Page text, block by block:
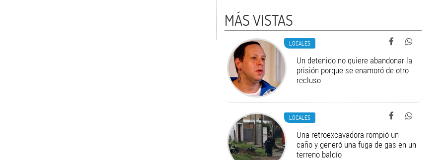
MÁS VISTAS
LOCALES
Un detenido no quiere abandonar la
prisión porque se enamoró de otro
recluso
LOCALES
Una retroexcavadora rompió un
caño y generó una fuga de gas en un
terreno baldío